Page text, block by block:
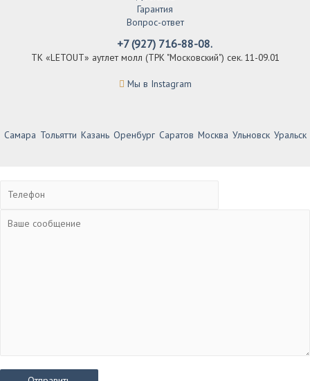
Гарантия
Вопрос-ответ
+7 (927) 716-88-08.
ТК «LETOUT» аутлет молл (ТРК "Московский") сек. 11-09.01
Мы в Instagram
Самара Тольятти Казань Оренбург Саратов Москва Ульновск Уральск